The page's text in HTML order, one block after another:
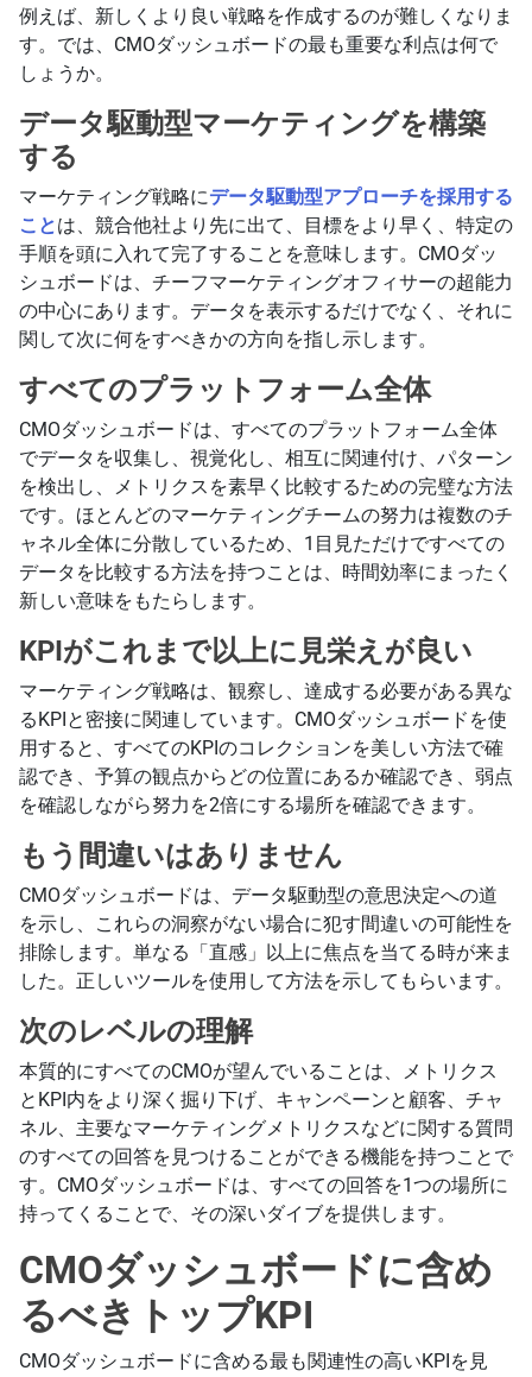
例えば、新しくより良い戦略を作成するのが難しくなりま
す。では、CMOダッシュボードの最も重要な利点は何で
しょうか。
データ駆動型マーケティングを構築
する
マーケティング戦略にデータ駆動型アプローチを採用する
ことは、競合他社より先に出て、目標をより早く、特定の
手順を頭に入れて完了することを意味します。CMOダッ
シュボードは、チーフマーケティングオフィサーの超能力
の中心にあります。データを表示するだけでなく、それに
関して次に何をすべきかの方向を指し示します。
すべてのプラットフォーム全体
CMOダッシュボードは、すべてのプラットフォーム全体
でデータを収集し、視覚化し、相互に関連付け、パターン
を検出し、メトリクスを素早く比較するための完璧な方法
です。ほとんどのマーケティングチームの努力は複数のチ
ャネル全体に分散しているため、1目見ただけですべての
データを比較する方法を持つことは、時間効率にまったく
新しい意味をもたらします。
KPIがこれまで以上に見栄えが良い
マーケティング戦略は、観察し、達成する必要がある異な
るKPIと密接に関連しています。CMOダッシュボードを使
用すると、すべてのKPIのコレクションを美しい方法で確
認でき、予算の観点からどの位置にあるか確認でき、弱点
を確認しながら努力を2倍にする場所を確認できます。
もう間違いはありません
CMOダッシュボードは、データ駆動型の意思決定への道
を示し、これらの洞察がない場合に犯す間違いの可能性を
排除します。単なる「直感」以上に焦点を当てる時が来ま
した。正しいツールを使用して方法を示してもらいます。
次のレベルの理解
本質的にすべてのCMOが望んでいることは、メトリクス
とKPI内をより深く掘り下げ、キャンペーンと顧客、チャ
ネル、主要なマーケティングメトリクスなどに関する質問
のすべての回答を見つけることができる機能を持つことで
す。CMOダッシュボードは、すべての回答を1つの場所に
持ってくることで、その深いダイブを提供します。
CMOダッシュボードに含め
るべきトップKPI
CMOダッシュボードに含める最も関連性の高いKPIを見